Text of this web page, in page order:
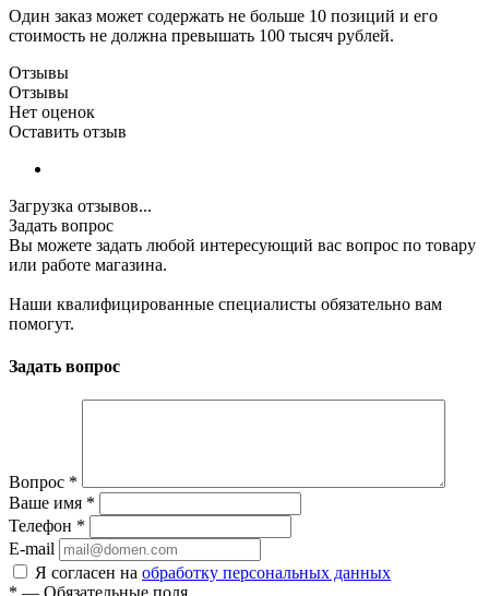
Один заказ может содержать не больше 10 позиций и его
стоимость не должна превышать 100 тысяч рублей.
Отзывы
Отзывы
Нет оценок
Оставить отзыв
Загрузка отзывов...
Задать вопрос
Вы можете задать любой интересующий вас вопрос по товару
или работе магазина.
Наши квалифицированные специалисты обязательно вам
помогут.
Задать вопрос
Вопрос *
Ваше имя *
Телефон *
E-mail
Я согласен на обработку персональных данных